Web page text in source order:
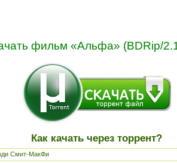
фильм «Альфа» (BDRip/
Как качать через торрент?
Смит-МакФи